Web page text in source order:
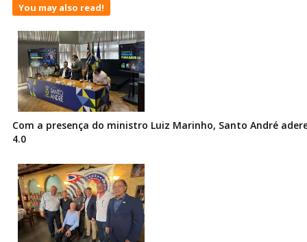
You may also read!
Com a presença do ministro Luiz Marinho, Santo André
4.0